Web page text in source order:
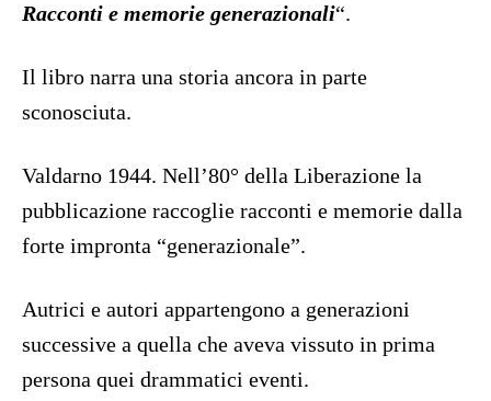
Racconti e memorie generazionali“.
Il libro narra una storia ancora in parte
sconosciuta.
Valdarno 1944. Nell’80° della Liberazione la
pubblicazione raccoglie racconti e memorie dalla
forte impronta “generazionale”.
Autrici e autori appartengono a generazioni
successive a quella che aveva vissuto in prima
persona quei drammatici eventi.